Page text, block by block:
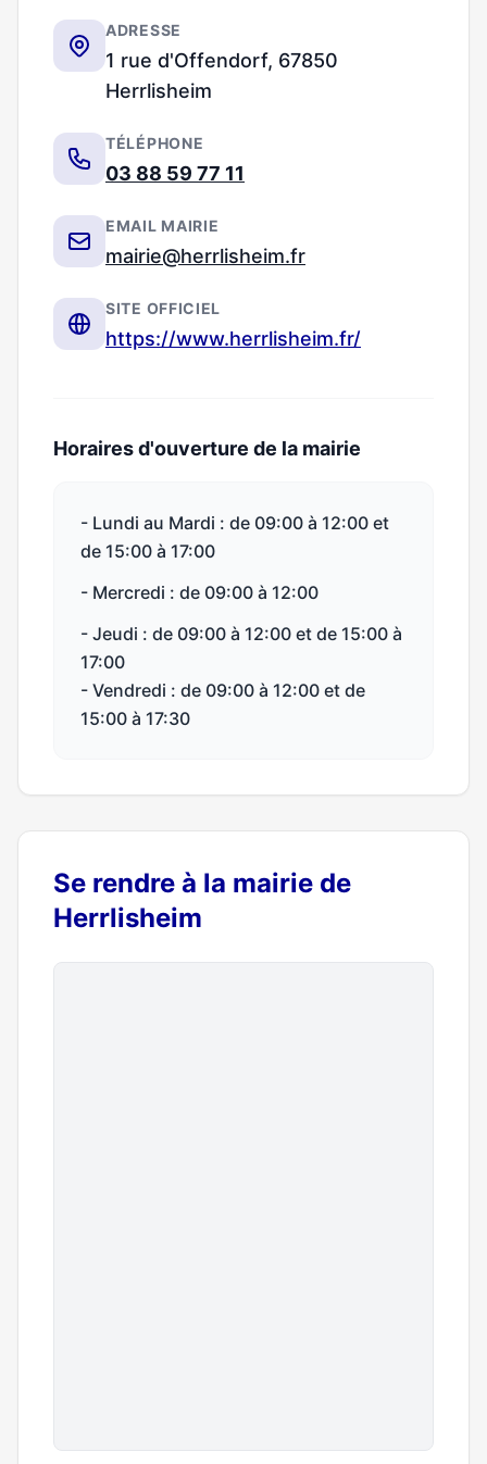
ADRESSE
1 rue d'Offendorf, 67850
Herrlisheim
TÉLÉPHONE
03 88 59 77 11
EMAIL MAIRIE
mairie@herrlisheim.fr
SITE OFFICIEL
https://www.herrlisheim.fr/
Horaires d'ouverture de la mairie
- Lundi au Mardi : de 09:00 à 12:00 et
de 15:00 à 17:00
- Mercredi : de 09:00 à 12:00
- Jeudi : de 09:00 à 12:00 et de 15:00 à
17:00
- Vendredi : de 09:00 à 12:00 et de
15:00 à 17:30
Se rendre à la mairie de
Herrlisheim